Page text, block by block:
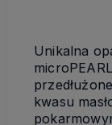
Unikalna
kwasu